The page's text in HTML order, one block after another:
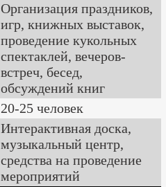
Организация праздников,
игр, книжных выставок,
проведение кукольных
спектаклей, вечеров-
встреч, бесед,
обсуждений книг
20-25 человек
Интерактивная доска,
музыкальный центр,
средства на проведение
мероприятий